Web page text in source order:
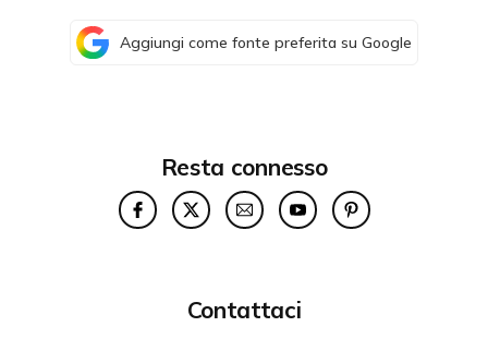
Aggiungi come fonte preferita su Google
Resta connesso
Contattaci